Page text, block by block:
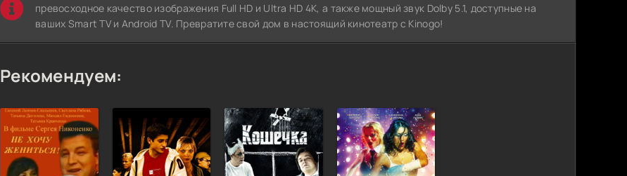
превосходное качество изображения Full HD и Ultra HD 4K, а также мощный звук Dolby 5.1, доступные на
ваших Smart TV и Android TV. Превратите свой дом в настоящий кинотеатр с Kinogo!
Рекомендуем: